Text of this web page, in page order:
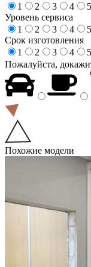
1
2 3 4
5
Уровень сервиса
1
2 3 4
5
Срок изготовления
1
2 3 4
5
Пожалуйста,
Похожие модели